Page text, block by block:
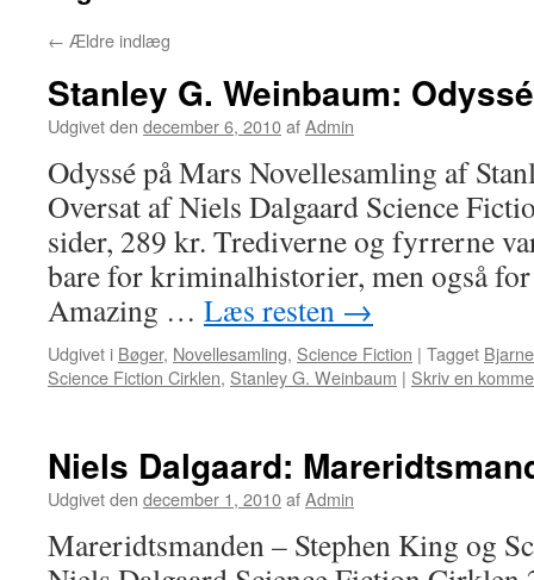
← Ældre indlæg
Stanley G. Weinbaum:
Udgivet den december 6, 2010afAdmin
Odyssé på Mars Novellesamling af
Oversat af Niels Dalgaard Science
sider, 289 kr. Trediverne og fyrrerne
bare for kriminalhistorier, men også
Amazing … Læs resten →
Udgivet i Bøger, Novellesamling, Science Fiction | Tagget
Science Fiction Cirklen, Stanley G. Weinbaum | Skriv en
Niels Dalgaard:
Udgivet den december 1, 2010afAdmin
Mareridtsmanden – Stephen King og